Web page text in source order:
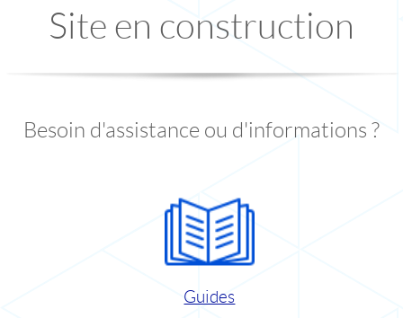
Site en construction
Besoin d'assistance ou d'informations ?
Guides